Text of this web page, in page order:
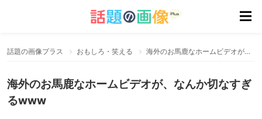
話題の画像プラス おもしろ・笑える 海外のお馬鹿なホームビデオが、なんか切なすぎるwww
海外のお馬鹿なホームビデオが、なんか切なすぎ
るwww